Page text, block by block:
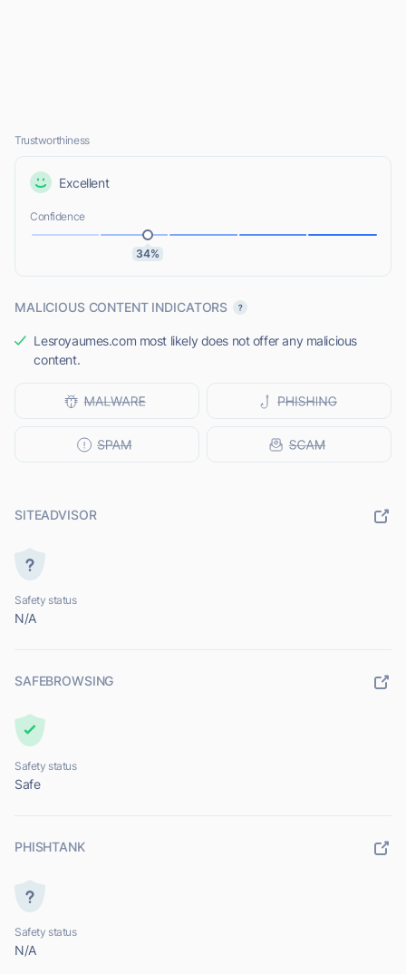
Trustworthiness
Excellent
Confidence
34%
MALICIOUS CONTENT INDICATORS
Lesroyaumes.com most likely does not offer any malicious
content.
SITEADVISOR
Safety status
N/A
SAFEBROWSING
Safety status
Safe
PHISHTANK
Safety status
N/A